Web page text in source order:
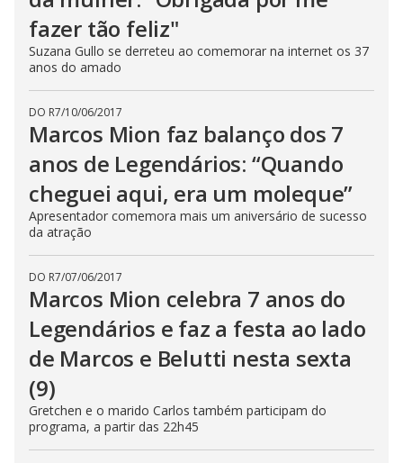
i
d
e
o
fazer tão feliz"
Suzana Gullo se derreteu ao comemorar na internet os 37
anos do amado
DO R7/10/06/2017
Marcos Mion faz balanço dos 7
anos de Legendários: “Quando
cheguei aqui, era um moleque”
Apresentador comemora mais um aniversário de sucesso
da atração
DO R7/07/06/2017
Marcos Mion celebra 7 anos do
Legendários e faz a festa ao lado
de Marcos e Belutti nesta sexta
(9)
Gretchen e o marido Carlos também participam do
programa, a partir das 22h45